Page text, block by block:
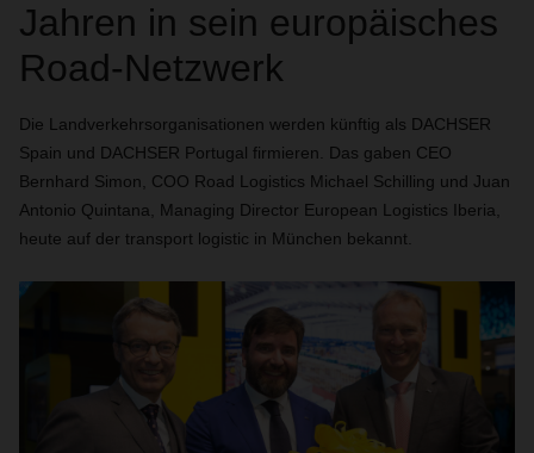
Jahren in sein europäisches
Road-Netzwerk
Die Landverkehrsorganisationen werden künftig als DACHSER
Spain und DACHSER Portugal firmieren. Das gaben CEO
Bernhard Simon, COO Road Logistics Michael Schilling und Juan
Antonio Quintana, Managing Director European Logistics Iberia,
heute auf der transport logistic in München bekannt.